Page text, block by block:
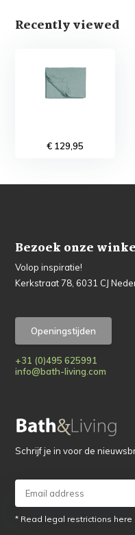
Recently viewed
€ 129,95
Bezoek onze
Volop inspiratie!
Kerkstraat 78, 6031 CJ
Openingstijden
+31 (0)495 625991
info@bath-living.com
Schrijf je in voor de
* Read legal restrictions here